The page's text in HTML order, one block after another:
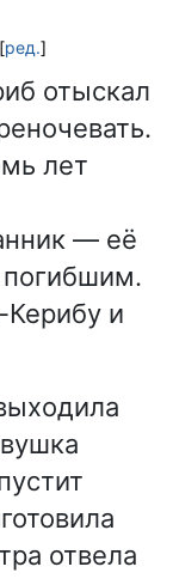
[ред.]
отыскал
лет
— её
погибшим.
и
отвела